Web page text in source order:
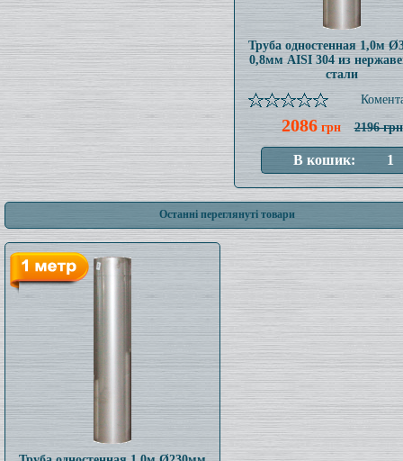
Труба одностенная 1,0м
0,8мм AISI 304 из
стали
2086грн 2196 грн
Останні переглянуті товари